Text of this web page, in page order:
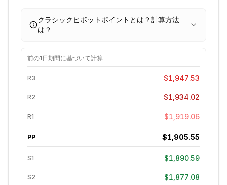
クラシックピボットポイントとは？計算方法
は？
前の1日期間に基づいて計算
R3 $1,947.53
R2 $1,934.02
R1 $1,919.06
PP $1,905.55
S1 $1,890.59
S2 $1,877.08